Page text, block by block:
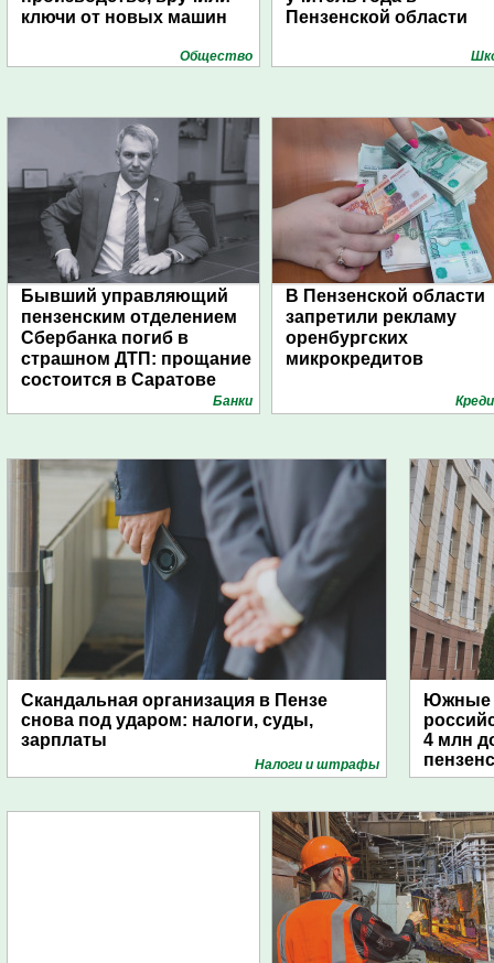
ключи от новых машин
Общество
Пензенской области
Бывший управляющий
пензенским отделением
Сбербанка погиб в
страшном ДТП: прощание
состоится в Саратове
Банки
В Пензенской области
запретили рекламу
оренбургских
микрокредитов
Скандальная организация в Пензе
снова под ударом: налоги, суды,
зарплаты
Налоги и штрафы
Южные
4 млн